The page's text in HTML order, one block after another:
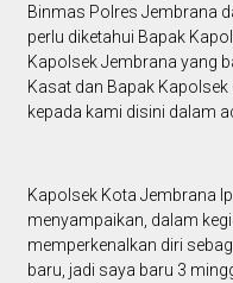
Binmas Polres Jembrana
perlu diketahui Bapak
Kapolsek Jembrana yang
Kasat dan Bapak
kepada kami disini dalam
Kapolsek Kota Jembrana
menyampaikan, dalam
memperkenalkan diri
baru, jadi saya baru 3